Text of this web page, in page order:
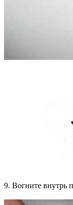
9. Вогните внутрь